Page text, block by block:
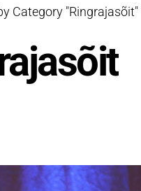
Category "Ringrajasõit"